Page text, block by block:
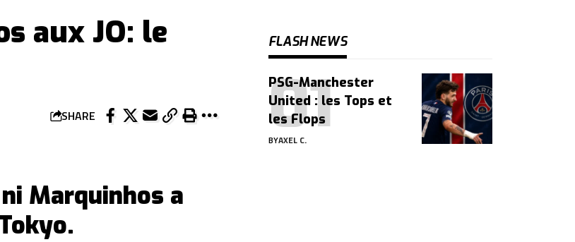
aux JO: le
SHARE
Marquinhos a
FLASH NEWS
PSG-Manchester
United : les Tops et
les Flops
BYAXEL C.